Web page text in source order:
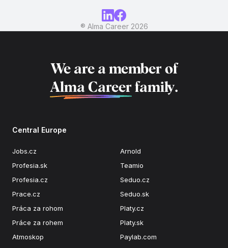
® Alma Career2026
We are a member of
Alma Career family.
Central Europe
Jobs.cz
Profesia.sk
Profesia.cz
Prace.cz
Práca za rohom
Práce za rohem
Atmoskop
Arnold
Teamio
Seduo.cz
Seduo.sk
Platy.cz
Platy.sk
Paylab.com